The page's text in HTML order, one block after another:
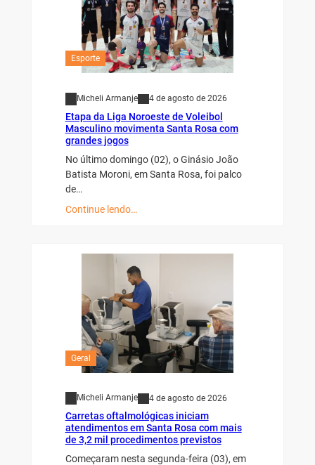
Esporte
Micheli Armanje 4 de agosto de 2026
Etapa da Liga Noroeste de Voleibol
Masculino movimenta Santa Rosa com
grandes jogos
No último domingo (02), o Ginásio João
Batista Moroni, em Santa Rosa, foi palco
de…
Continue lendo…
Geral
Micheli Armanje 4 de agosto de 2026
Carretas oftalmológicas iniciam
atendimentos em Santa Rosa com mais
de 3,2 mil procedimentos previstos
Começaram nesta segunda-feira (03), em